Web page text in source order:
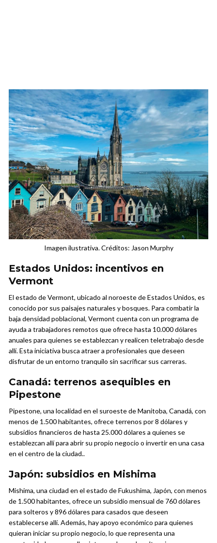
Imagen ilustrativa. Créditos: Jason Murphy
Estados Unidos: incentivos en
Vermont
El estado de Vermont, ubicado al noroeste de Estados Unidos, es
conocido por sus paisajes naturales y bosques. Para combatir la
baja densidad poblacional, Vermont cuenta con un programa de
ayuda a trabajadores remotos que ofrece hasta 10.000 dólares
anuales para quienes se establezcan y realicen teletrabajo desde
allí. Esta iniciativa busca atraer a profesionales que deseen
disfrutar de un entorno tranquilo sin sacrificar sus carreras.
Canadá: terrenos asequibles en
Pipestone
Pipestone, una localidad en el suroeste de Manitoba, Canadá, con
menos de 1.500 habitantes, ofrece terrenos por 8 dólares y
subsidios financieros de hasta 25.000 dólares a quienes se
establezcan allí para abrir su propio negocio o invertir en una casa
en el centro de la ciudad..
Japón: subsidios en Mishima
Mishima, una ciudad en el estado de Fukushima, Japón, con menos
de 1.500 habitantes, ofrece un subsidio mensual de 760 dólares
para solteros y 896 dólares para casados que deseen
establecerse allí. Además, hay apoyo económico para quienes
quieran iniciar su propio negocio, lo que representa una